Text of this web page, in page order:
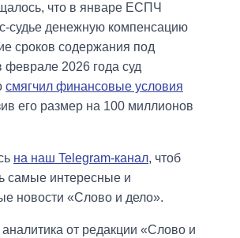
что в январе ЕСПЧ
судье денежную компенсацию
сроков содержания под
феврале 2026 года суд
смягчил финансовые условия
его размер на 100 миллионов
на наш Telegram-канал, чтоб
самые интересные и
новости «Слово и дело».
от редакции «Слово и